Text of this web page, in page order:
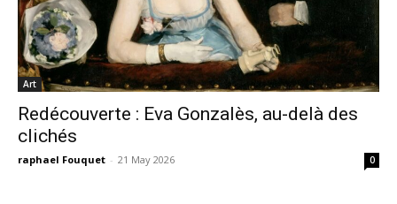
Art
Redécouverte : Eva Gonzalès, au-delà des
clichés
raphael Fouquet - 21 May 2026 0